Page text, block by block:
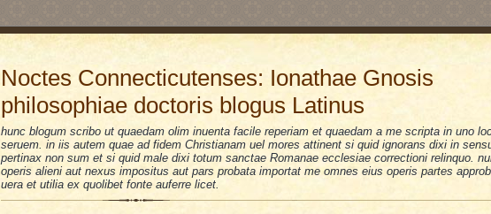
Noctes Connecticutenses: Ionathae Gnosis
philosophiae doctoris blogus Latinus
hunc blogum scribo ut quaedam olim inuenta facile reperiam et quaedam a me scripta in uno
seruem. in iis autem quae ad fidem Christianam uel mores attinent si quid ignorans dixi in
pertinax non sum et si quid male dixi totum sanctae Romanae ecclesiae correctioni relinquo.
operis alieni aut nexus impositus aut pars probata importat me omnes eius operis partes
uera et utilia ex quolibet fonte auferre licet.